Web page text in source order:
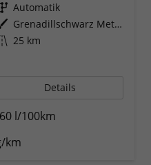
Getriebe Automatik
Außenfarbe
Grenadillschwarz Metallic
Kilometerstand 25 km
Details
l/100km
km